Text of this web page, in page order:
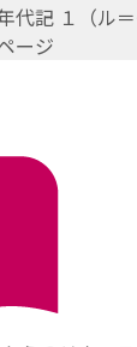
代記 １（
ージ